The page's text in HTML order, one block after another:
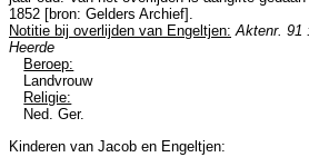
1852 [bron: Gelders Archief].
Notitie bij overlijden van Engeltjen: Aktenr. 91
Heerde
Beroep:
Landvrouw
Religie:
Ned. Ger.
Kinderen van Jacob en Engeltjen: